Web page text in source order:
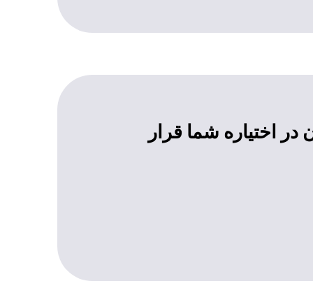
اختیاره شما قرار